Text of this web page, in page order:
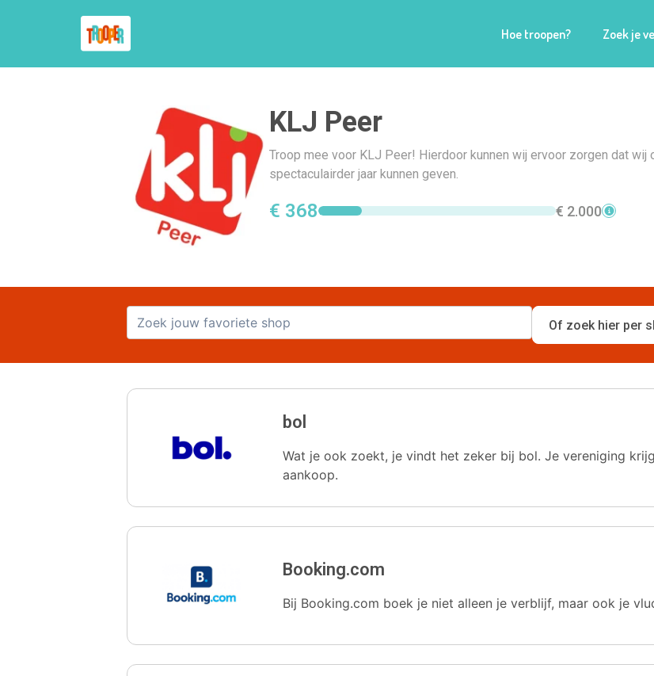
Hoe troopen? Zoek je
KLJ Peer
Troop mee voor KLJ Peer! Hierdoor kunnen wij ervoor zorgen dat wij
spectaculairder jaar kunnen geven.
€ 368 € 2.000
bol
Wat je ook zoekt, je vindt het zeker bij bol. Je vereniging
aankoop.
Booking.com
Bij Booking.com boek je niet alleen je verblijf, maar ook je